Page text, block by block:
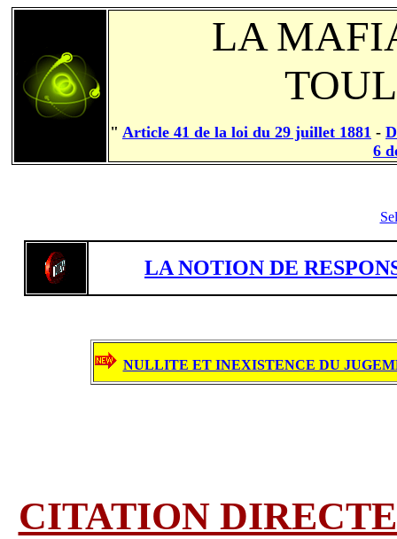
LA
" Article 41 de la loi du 29 juillet 1881 -
6
LA NOTION DE
NULLITE ET INEXISTENCE DU
CITATION